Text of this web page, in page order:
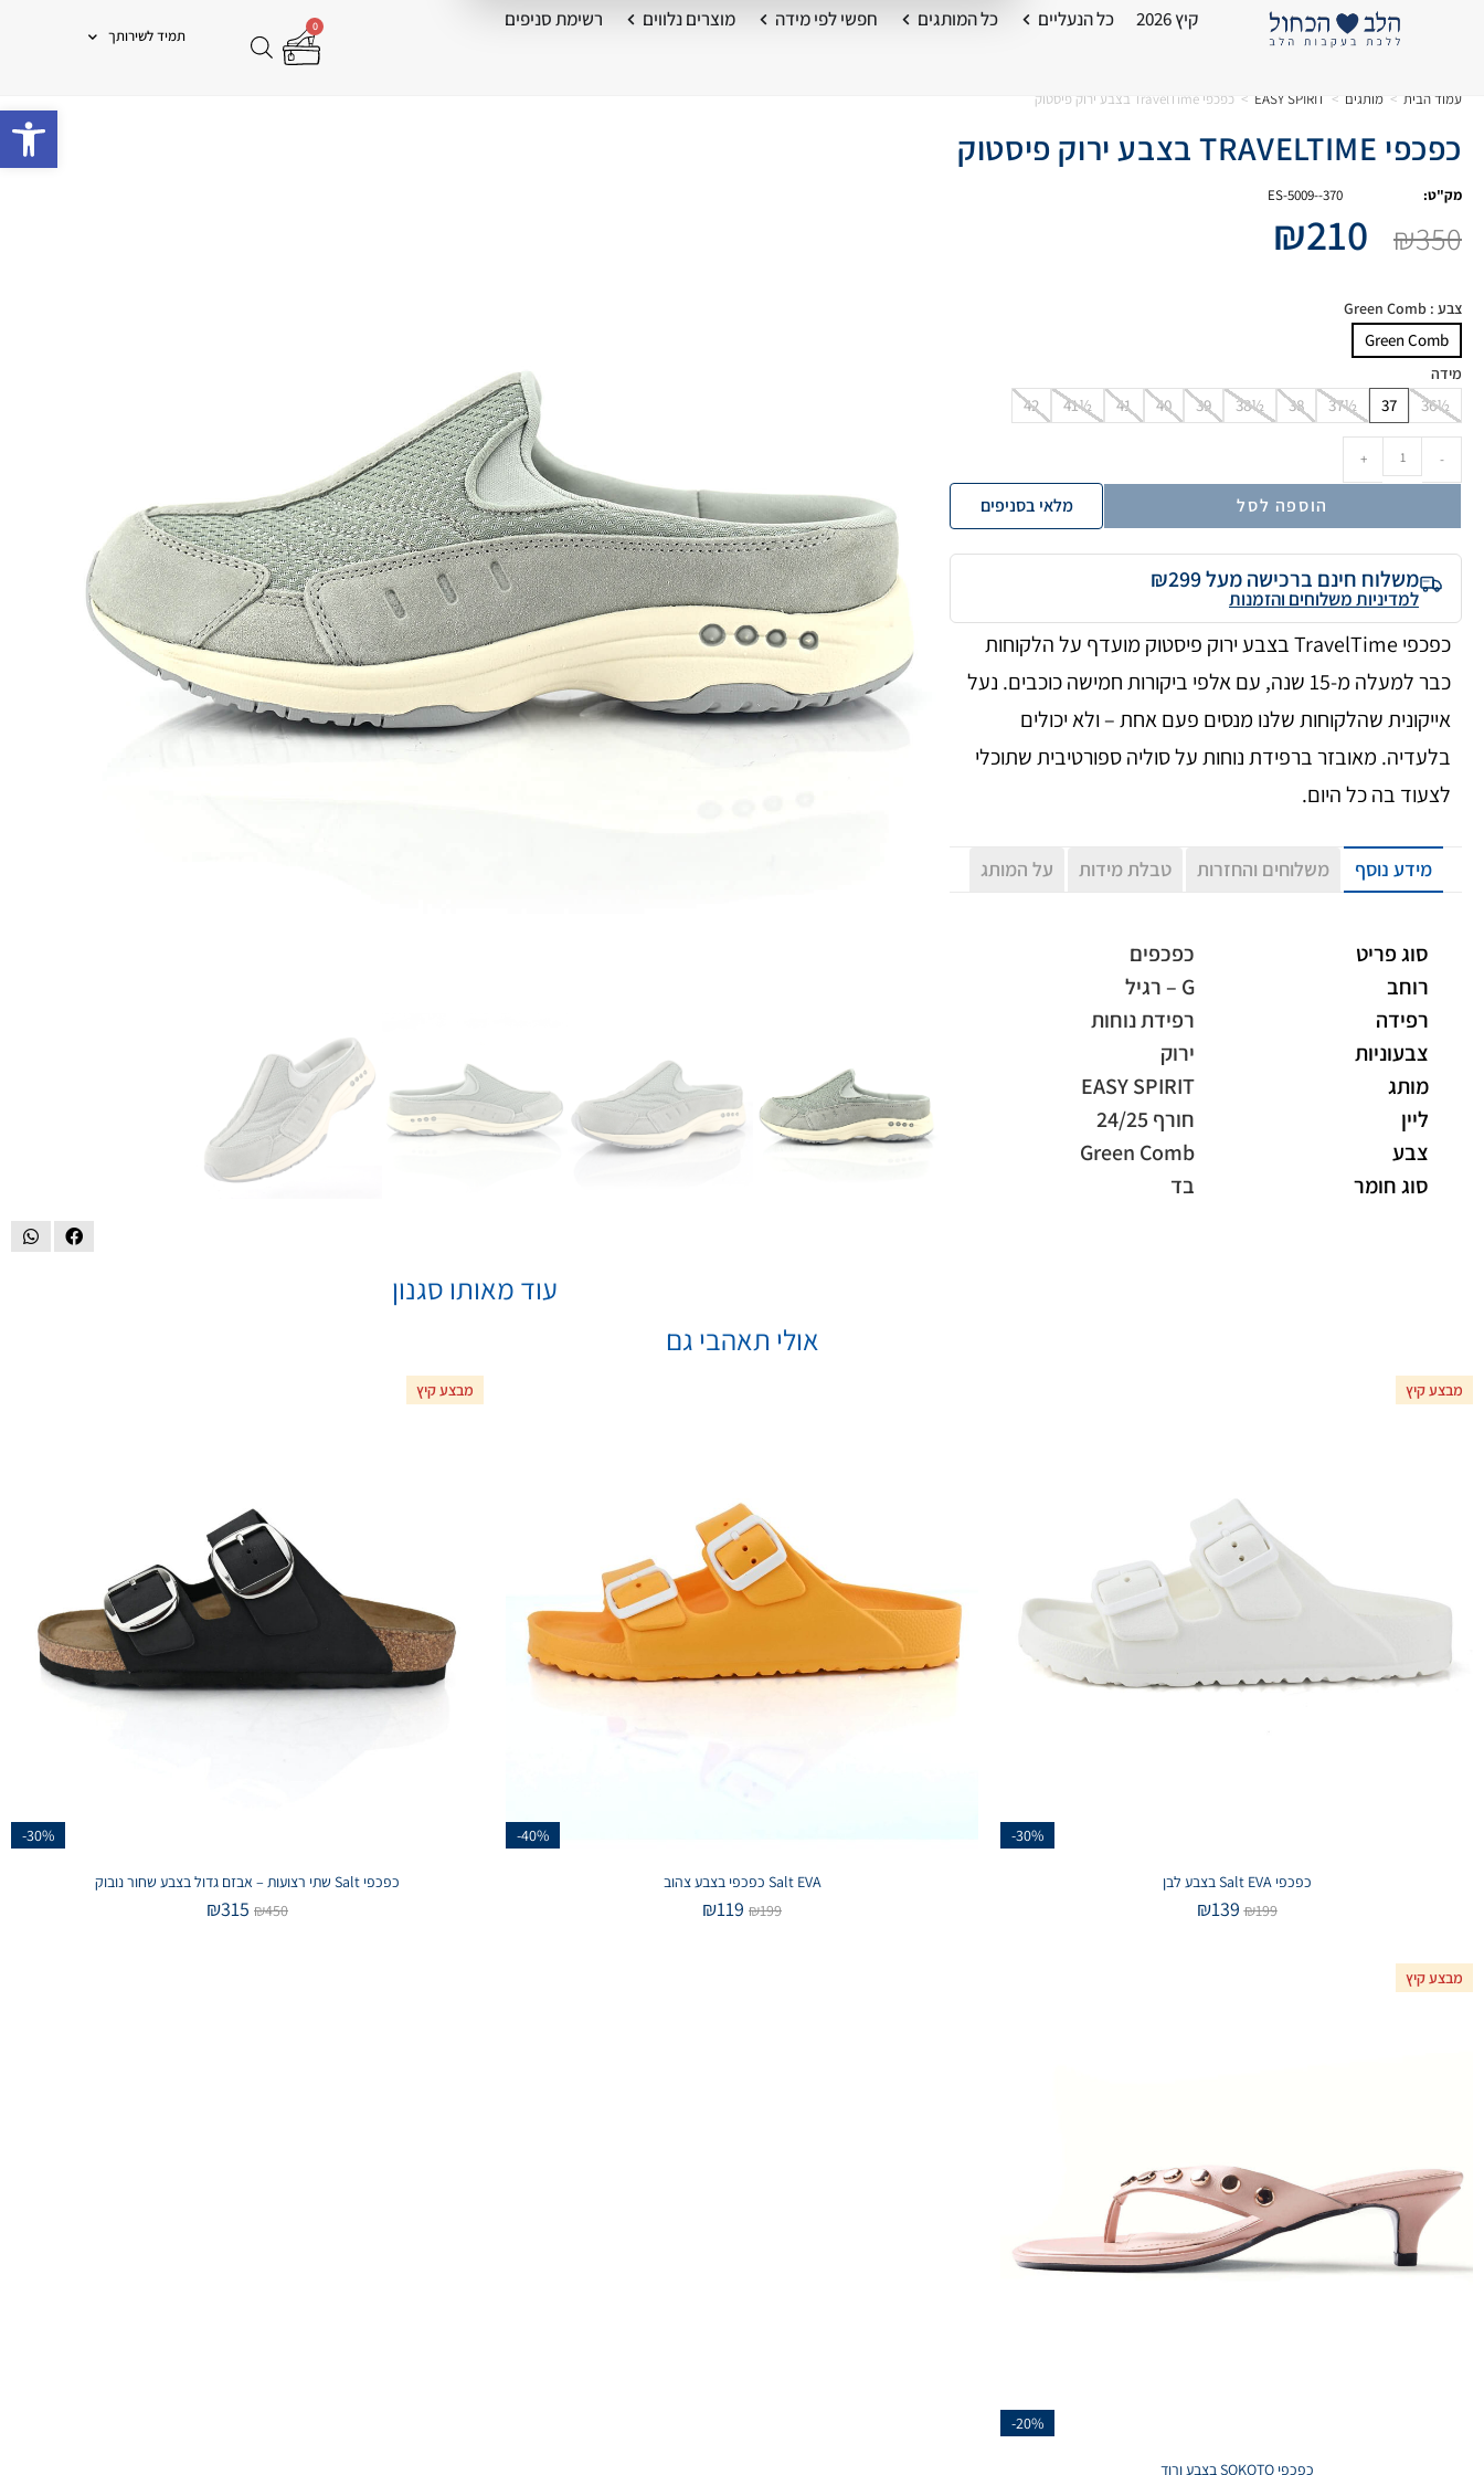
קיץ 2026 כל הנעליים כל המותגים חפשי לפי מידה מוצרים נלווים רשימת סניפים 0
תמיד לשירותך
עמוד הבית > מותגים >
EASY SPIRIT
> כפכפי TravelTime בצבע ירוק פיסטוק
כפכפי TRAVELTIME בצבע ירוק פיסטוק
מק"ט: ES-5009--370
₪350
₪210
צבע : Green Comb
Green Comb
מידה
36½
37
37½
38
38½
39
40
41
41½
42
-
+
הוספה לסל מלאי בסניפים
משלוח חינם ברכישה מעל ₪299
למדיניות משלוחים והזמנות
כפכפי TravelTime בצבע ירוק פיסטוק מועדף על הלקוחות
כבר למעלה מ-15 שנה, עם אלפי ביקורות חמישה כוכבים. נעל
אייקונית שהלקוחות שלנו מנסים פעם אחת – ולא יכולים
בלעדיה. מאובזר ברפידת נוחות על סוליה ספורטיבית שתוכלי
לצעוד בה כל היום.
מידע נוסף משלוחים והחזרות טבלת מידות על המותג
סוג פריט
כפכפים
רוחב
G – רגיל
רפידה
רפידת נוחות
צבעוניות
ירוק
מותג
EASY SPIRIT
ליין
חורף 24/25
צבע
Green Comb
סוג חומר
בד
עוד מאותו סגנון
אולי תאהבי גם
מבצע קיץ
-30%
כפכפי Salt EVA בצבע לבן
₪199
₪139
-40%
Salt EVA כפכפי בצבע צהוב
₪199
₪119
מבצע קיץ
-30%
כפכפי Salt שתי רצועות – אבזם גדול בצבע שחור נובוק
₪450
₪315
מבצע קיץ
-20%
כפכפי SOKOTO בצבע ורוד